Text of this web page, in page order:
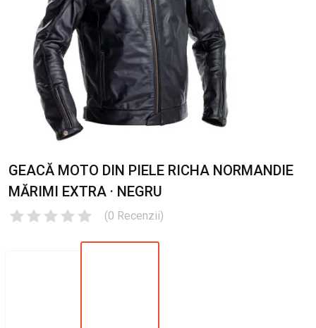
GEACĂ MOTO DIN PIELE RICHA NORMANDIE
MĂRIMI EXTRA · NEGRU
(0 Recenzii)